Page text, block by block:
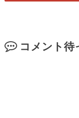
コメント